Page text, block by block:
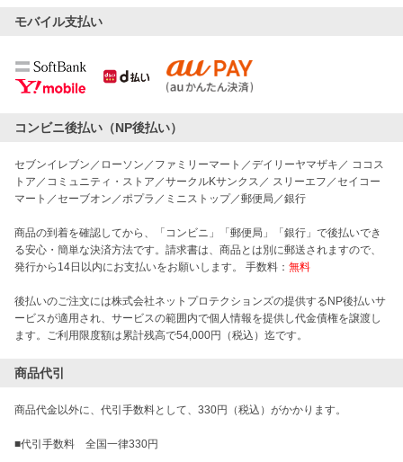
モバイル支払い
コンビニ後払い（NP後払い）
セブンイレブン／ローソン／ファミリーマート／デイリーヤマザキ／ ココス
トア／コミュニティ・ストア／サークルKサンクス／ スリーエフ／セイコー
マート／セーブオン／ポプラ／ミニストップ／郵便局／銀行
商品の到着を確認してから、「コンビニ」「郵便局」「銀行」で後払いでき
る安心・簡単な決済方法です。請求書は、商品とは別に郵送されますので、
発行から14日以内にお支払いをお願いします。 手数料： 無料
後払いのご注文には株式会社ネットプロテクションズの提供するNP後払いサ
ービスが適用され、サービスの範囲内で個人情報を提供し代金債権を譲渡し
ます。ご利用限度額は累計残高で54,000円（税込）迄です。
商品代引
商品代金以外に、代引手数料として、330円（税込）がかかります。
■代引手数料 全国一律330円